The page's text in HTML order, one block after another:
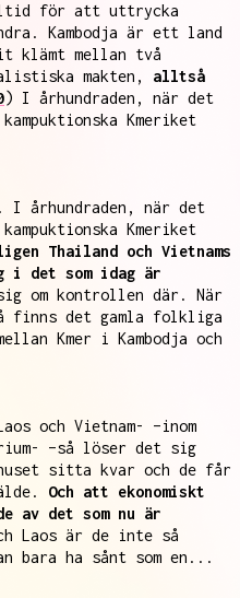
för att uttrycka
Kambodja är ett land
klämt mellan två
makten, alltså
) I århundraden, när det
Kmeriket
I århundraden, när det
Kmeriket
Thailand och Vietnams
i det som idag är
om kontrollen där. När
finns det gamla folkliga
Kmer i Kambodja och
och Vietnam- –inom
–så löser det sig
sitta kvar och de får
Och att ekonomiskt
av det som nu är
Laos är de inte så
bara ha sånt som en...